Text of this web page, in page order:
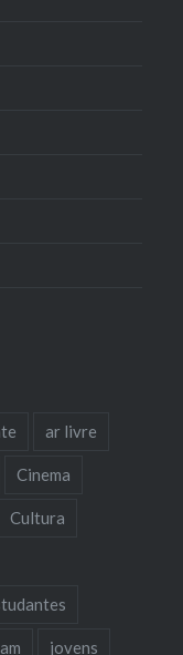
ar livre
Cinema
Cultura
jovens